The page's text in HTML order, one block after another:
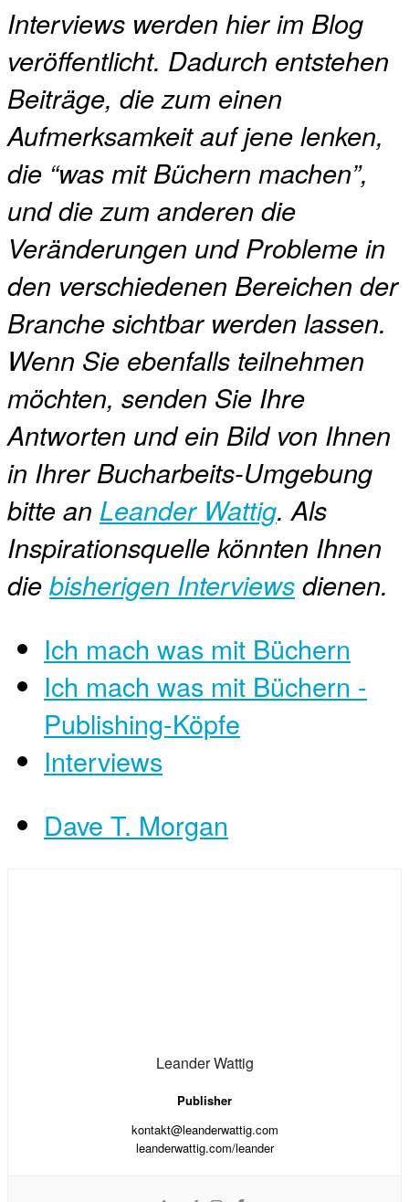
Interviews werden hier im Blog
veröffentlicht. Dadurch entstehen
Beiträge, die zum einen
Aufmerksamkeit auf jene lenken,
die “was mit Büchern machen”,
und die zum anderen die
Veränderungen und Probleme in
den verschiedenen Bereichen der
Branche sichtbar werden lassen.
Wenn Sie ebenfalls teilnehmen
möchten, senden Sie Ihre
Antworten und ein Bild von Ihnen
in Ihrer Bucharbeits-Umgebung
bitte an Leander Wattig. Als
Inspirationsquelle könnten Ihnen
die bisherigen Interviews dienen.
Ich mach was mit Büchern
Ich mach was mit Büchern -
Publishing-Köpfe
Interviews
Dave T. Morgan
Leander Wattig
Publisher
kontakt@leanderwattig.com
leanderwattig.com/leander